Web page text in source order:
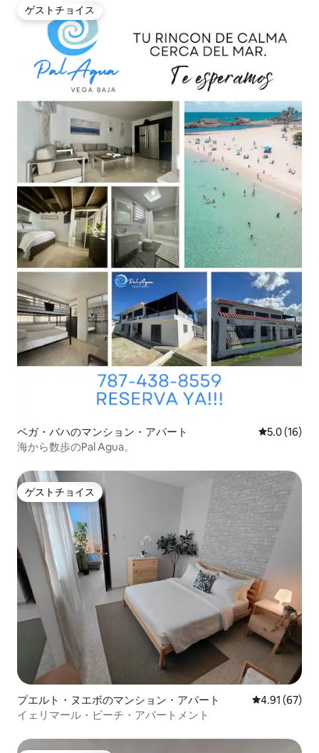
ゲストチョイス
ゲストチョイス
ベガ・バハのマンション・アパート レビュー16
5.0 (16)
海から数歩のPal Agua。
ゲストチョイス
ゲストチョイス
プエルト・ヌエボのマンション・アパート レビュー67
4.91 (67)
イェリマール・ビーチ・アパートメント